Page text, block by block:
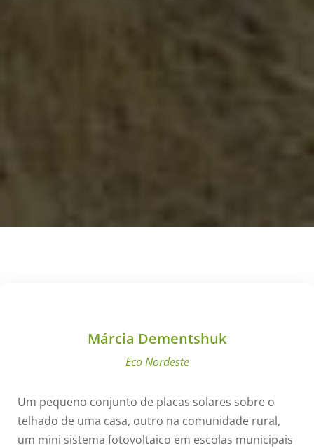
Márcia Dementshuk
Eco Nordeste
Um pequeno conjunto de placas solares sobre o
telhado de uma casa, outro na comunidade rural,
um mini sistema fotovoltaico em escolas municipais